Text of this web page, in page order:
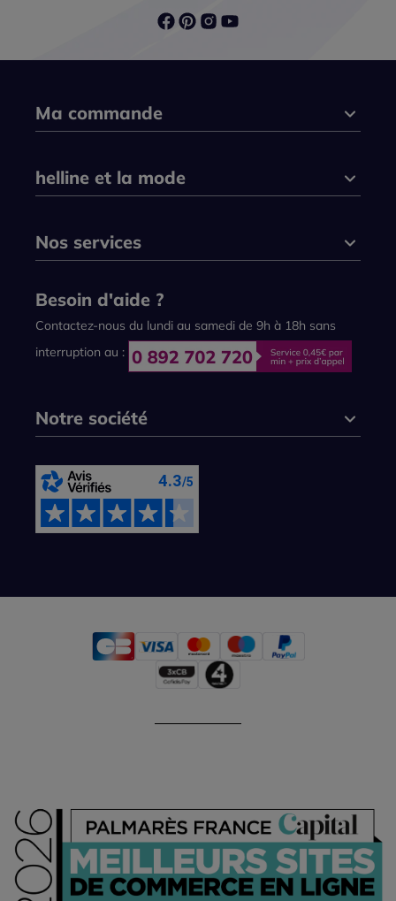
Ma commande
helline et la mode
Nos services
Besoin d'aide ?
Contactez-nous du lundi au samedi de 9h à 18h sans
interruption au :
Notre société